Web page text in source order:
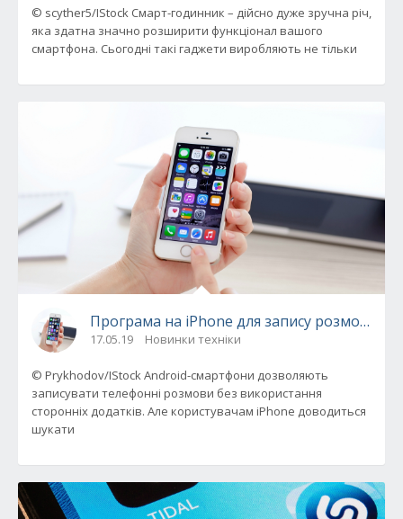
© scyther5/IStock Смарт-годинник – дійсно дуже зручна річ,
яка здатна значно розширити функціонал вашого
смартфона. Сьогодні такі гаджети виробляють не тільки
Програма на iPhone для запису розмови: 5
17.05.19 Новинки техніки
© Prykhodov/IStock Android-смартфони дозволяють
записувати телефонні розмови без використання
сторонніх додатків. Але користувачам iPhone доводиться
шукати